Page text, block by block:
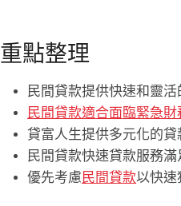
重點整理
民間貸款提供快速和靈
民間貸款適合面臨緊急
貸富人生提供多元化的貸
民間貸款快速貸款服務
優先考慮 民間貸款以快速